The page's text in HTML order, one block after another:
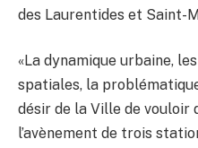
des Laurentides et Saint-
«La dynamique urbaine,
spatiales, la
désir de la Ville de vouloir
l’avènement de trois